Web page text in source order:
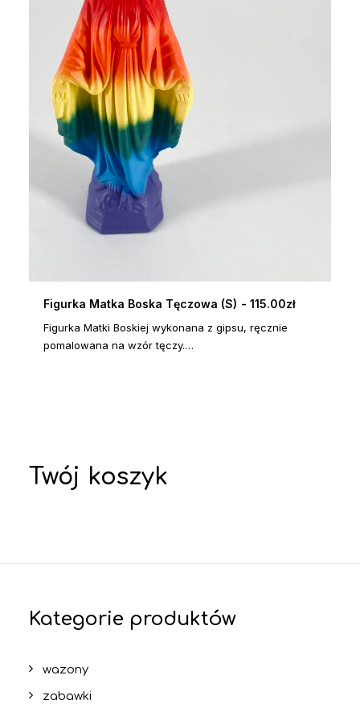
Twój koszyk
Kategorie produktów
wazony
zabawki
DODAJ DO KOSZYKA
Figurka Matka Boska Tęczowa (S) 115.00zł
Figurka Matki Boskiej wykonana z gipsu, ręcznie
pomalowana na wzór tęczy.…